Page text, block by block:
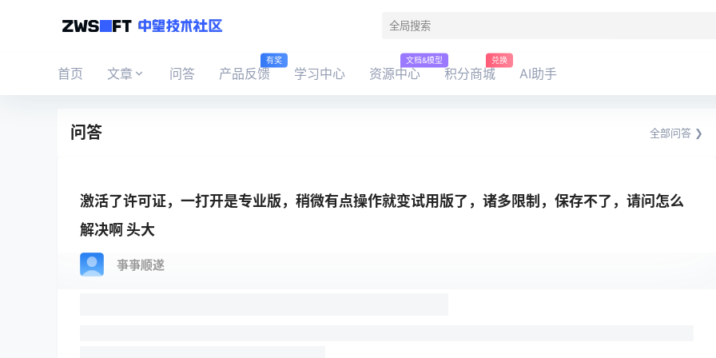
首页 文章 问答 产品反馈
有奖
学习中心 资源中心
文档&模型
积分商城
兑换
AI助手
问答 全部问答 ❯
激活了许可证，一打开是专业版，稍微有点操作就变试用版了，诸多限制，保存不了，请问怎么
解决啊 头大
亊亊顺遂